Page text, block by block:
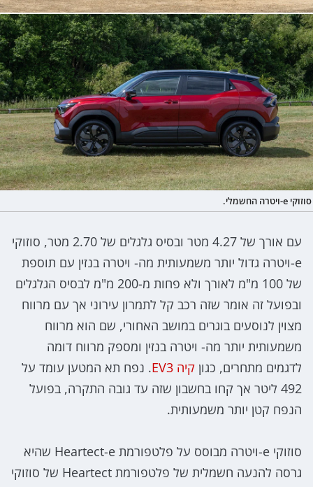
סוזוקי e-ויטרה החשמלי.
עם אורך של 4.27 מטר ובסיס גלגלים של 2.70 מטר, סוזוקי
e-ויטרה גדול יותר משמעותית מה- ויטרה בנזין עם תוספת
של 100 מ"מ לאורך ולא פחות מ-200 מ"מ לבסיס הגלגלים
ובפועל זה אומר שזה רכב קל לתמרון עירוני אך עם מרווח
מצוין לנוסעים בוגרים במושב האחורי, שם הוא מרווח
משמעותית יותר מה- ויטרה בנזין ומספק מרווח דומה
לדגמים מתחרים, כגון קיה EV3
. נפח תא המטען עומד על
492 ליטר אך קחו בחשבון שזה עד גובה התקרה, בפועל
הנפח קטן יותר משמעותית.
סוזוקי e-ויטרה מבוסס על פלטפורמת Heartect-e שהיא
גרסה להנעה חשמלית של פלטפורמת Heartect של סוזוקי